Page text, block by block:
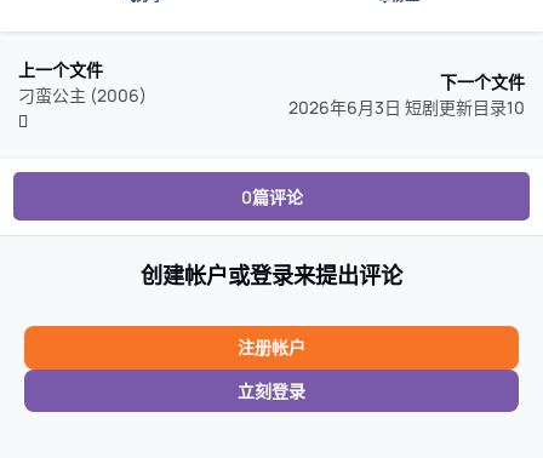
上一个文件
刁蛮公主 (2006)
下一个文件
2026年6月3日 短剧更新目录10
0篇评论
创建帐户或登录来提出评论
注册帐户
立刻登录